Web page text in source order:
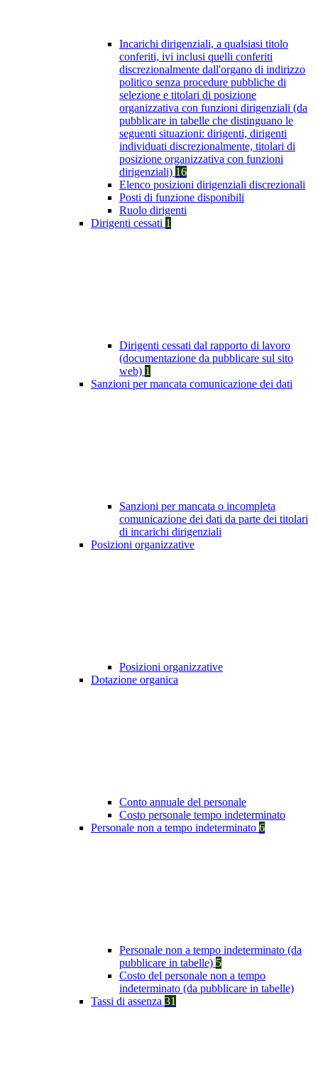
Incarichi dirigenziali, a qualsiasi titolo
conferiti, ivi inclusi quelli conferiti
discrezionalmente dall'organo di indirizzo
politico senza procedure pubbliche di
selezione e titolari di posizione
organizzativa con funzioni dirigenziali (da
pubblicare in tabelle che distinguano le
seguenti situazioni: dirigenti, dirigenti
individuati discrezionalmente, titolari di
posizione organizzativa con funzioni
dirigenziali) 16
Elenco posizioni dirigenziali discrezionali
Posti di funzione disponibili
Ruolo dirigenti
Dirigenti cessati 1
Dirigenti cessati dal rapporto di lavoro
(documentazione da pubblicare sul sito
web) 1
Sanzioni per mancata comunicazione dei dati
Sanzioni per mancata o incompleta
comunicazione dei dati da parte dei titolari
di incarichi dirigenziali
Posizioni organizzative
Posizioni organizzative
Dotazione organica
Conto annuale del personale
Costo personale tempo indeterminato
Personale non a tempo indeterminato 6
Personale non a tempo indeterminato (da
pubblicare in tabelle) 5
Costo del personale non a tempo
indeterminato (da pubblicare in tabelle)
Tassi di assenza 31